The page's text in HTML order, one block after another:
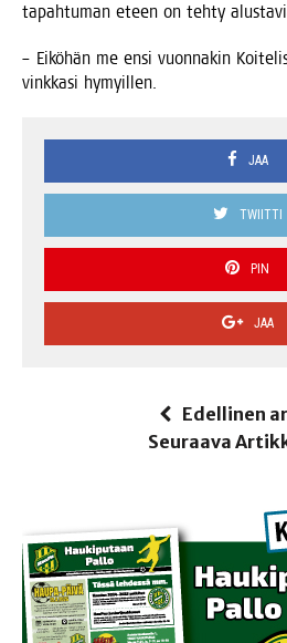
tapah­tu­man eteen on teh­ty
– Eikö­hän me ensi vuon­na­kin
vink­ka­si hymyillen.
JAA
TWIITTI
PIN
JAA
Edellinen
Seuraava